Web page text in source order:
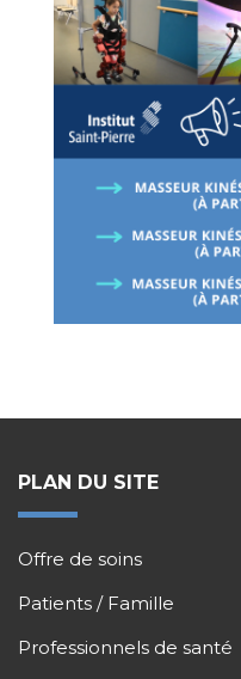
PLAN DU SITE
Offre de soins
Patients / Famille
Professionnels de santé